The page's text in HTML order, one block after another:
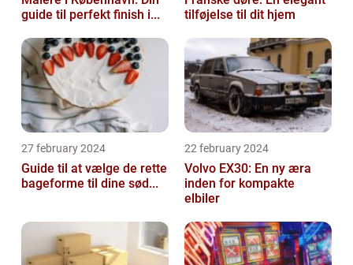
guide til perfekt finish i...
tilføjelse til dit hjem
27 february 2024
Guide til at vælge de rette
bageforme til dine sød...
22 february 2024
Volvo EX30: En ny æra
inden for kompakte
elbiler